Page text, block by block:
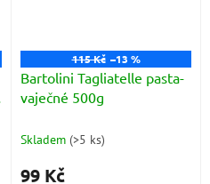
115 Kč –13 %
Bartolini Tagliatelle pasta-
vaječné 500g
Skladem (>5 ks)
99 Kč